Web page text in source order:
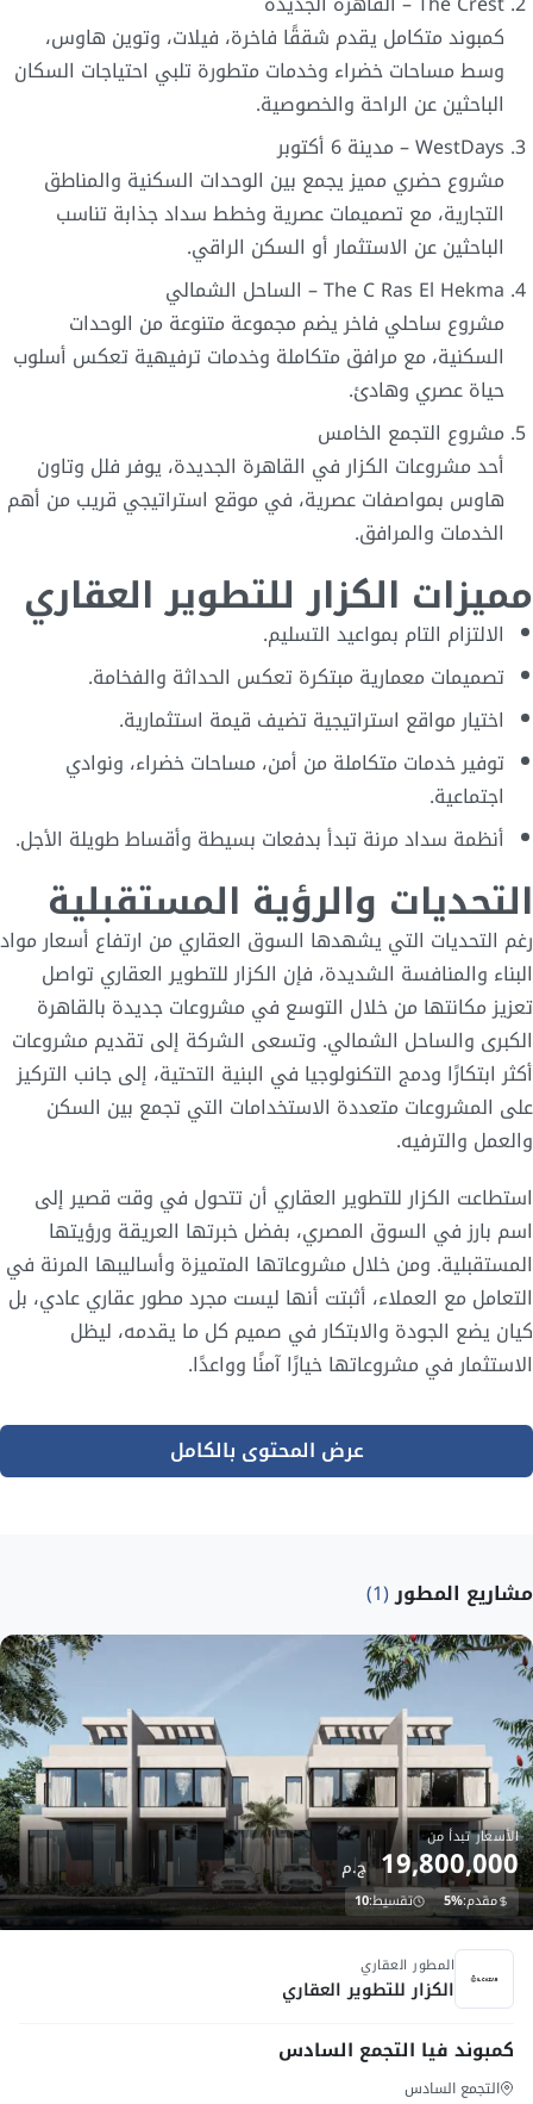
كمبوند متكامل يقدم شققًا فاخرة، فيلات، وتوين هاوس،
وسط مساحات خضراء وخدمات متطورة تلبي احتياجات السكان
الباحثين عن الراحة والخصوصية.
WestDays – مدينة 6 أكتوبر
مشروع حضري مميز يجمع بين الوحدات السكنية والمناطق
التجارية، مع تصميمات عصرية وخطط سداد جذابة تناسب
الباحثين عن الاستثمار أو السكن الراقي.
The C Ras El Hekma – الساحل الشمالي
مشروع ساحلي فاخر يضم مجموعة متنوعة من الوحدات
السكنية، مع مرافق متكاملة وخدمات ترفيهية تعكس أسلوب
حياة عصري وهادئ.
مشروع التجمع الخامس
أحد مشروعات الكزار في القاهرة الجديدة، يوفر فلل وتاون
هاوس بمواصفات عصرية، في موقع استراتيجي قريب من أهم
الخدمات والمرافق.
مميزات الكزار للتطوير العقاري
الالتزام التام بمواعيد التسليم.
تصميمات معمارية مبتكرة تعكس الحداثة والفخامة.
اختيار مواقع استراتيجية تضيف قيمة استثمارية.
توفير خدمات متكاملة من أمن، مساحات خضراء، ونوادي
اجتماعية.
أنظمة سداد مرنة تبدأ بدفعات بسيطة وأقساط طويلة الأجل.
التحديات والرؤية المستقبلية
رغم التحديات التي يشهدها السوق العقاري من ارتفاع أسعار مواد
البناء والمنافسة الشديدة، فإن الكزار للتطوير العقاري تواصل
تعزيز مكانتها من خلال التوسع في مشروعات جديدة بالقاهرة
الكبرى والساحل الشمالي. وتسعى الشركة إلى تقديم مشروعات
أكثر ابتكارًا ودمج التكنولوجيا في البنية التحتية، إلى جانب التركيز
على المشروعات متعددة الاستخدامات التي تجمع بين السكن
والعمل والترفيه.
استطاعت الكزار للتطوير العقاري أن تتحول في وقت قصير إلى
اسم بارز في السوق المصري، بفضل خبرتها العريقة ورؤيتها
المستقبلية. ومن خلال مشروعاتها المتميزة وأساليبها المرنة في
التعامل مع العملاء، أثبتت أنها ليست مجرد مطور عقاري عادي، بل
كيان يضع الجودة والابتكار في صميم كل ما يقدمه، ليظل
الاستثمار في مشروعاتها خيارًا آمنًا وواعدًا.
عرض المحتوى بالكامل
مشاريع المطور(1)
تحت الانشاء
الأسعار تبدأ من
19,800,000 ج.م
مقدم:5% تقسيط:10
المطور العقاري
الكزار للتطوير العقاري
كمبوند فيا التجمع السادس
التجمع السادس